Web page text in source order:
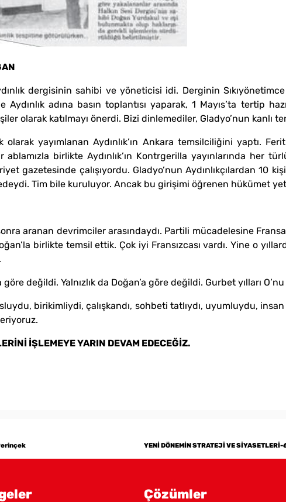
dergisinin sahibi ve yöneticisi idi. Derginin
adına basın toplantısı yaparak, 1 Mayıs’ta tertip
olarak katılmayı önerdi. Bizi dinlemediler, Gladyo’nun kanlı
olarak yayımlanan Aydınlık’ın Ankara temsilciliğini yaptı.
birlikte Aydınlık’ın Kontrgerilla yayınlarında her
gazetesinde çalışıyordu. Gladyo’nun Aydınlıkçılardan 10
Tim bile kuruluyor. Ancak bu girişimi öğrenen hükümet
aranan devrimciler arasındaydı. Partili mücadelesine
birlikte temsil ettik. Çok iyi Fransızcası vardı. Yine o
değildi. Yalnızlık da Doğan’a göre değildi. Gurbet yılları
birikimliydi, çalışkandı, sohbeti tatlıydı, uyumluydu, insan
İŞLEMEYE YARIN DEVAM EDECEĞİZ.
Çözümler